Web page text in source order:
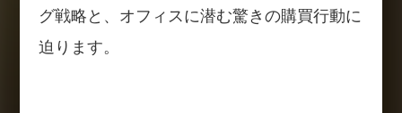
グ戦略と、オフィスに潜む驚きの購買行動に
迫ります。